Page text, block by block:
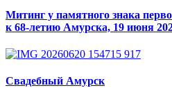
Митинг у памятного знака
к 68-летию Амурска, 19 июня
Свадебный Амурск